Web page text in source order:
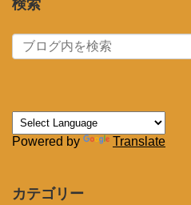
検索
Powered by Translate
カテゴリー